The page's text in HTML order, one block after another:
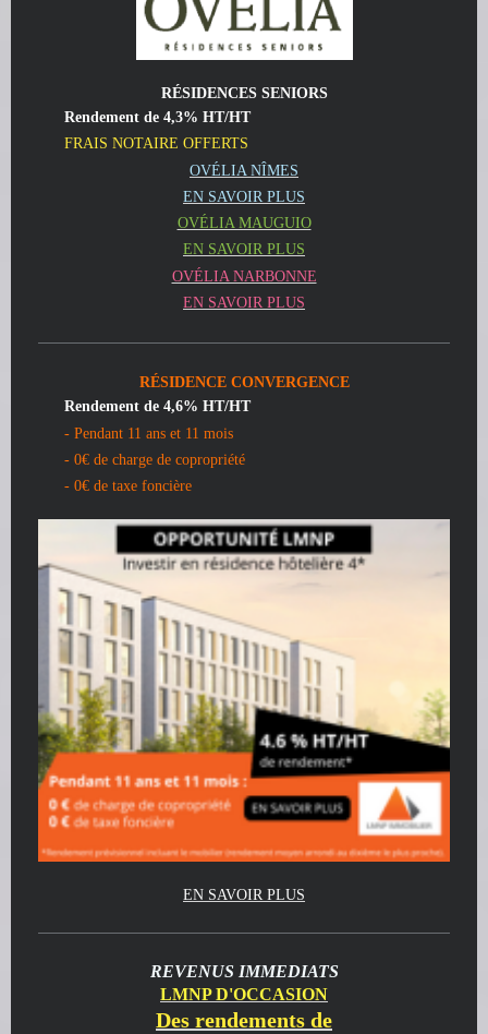
RÉSIDENCES SENIORS
Rendement de 4,3% HT/HT
FRAIS NOTAIRE OFFERTS
OVÉLIA NÎMES
EN SAVOIR PLUS
OVÉLIA MAUGUIO
EN SAVOIR PLUS
OVÉLIA NARBONNE
EN SAVOIR PLUS
RÉSIDENCE CONVERGENCE
Rendement de 4,6% HT/HT
- Pendant 11 ans et 11 mois
- 0€ de charge de copropriété
- 0€ de taxe foncière
EN SAVOIR PLUS
REVENUS IMMEDIATS
LMNP D'OCCASION
Des rendements de